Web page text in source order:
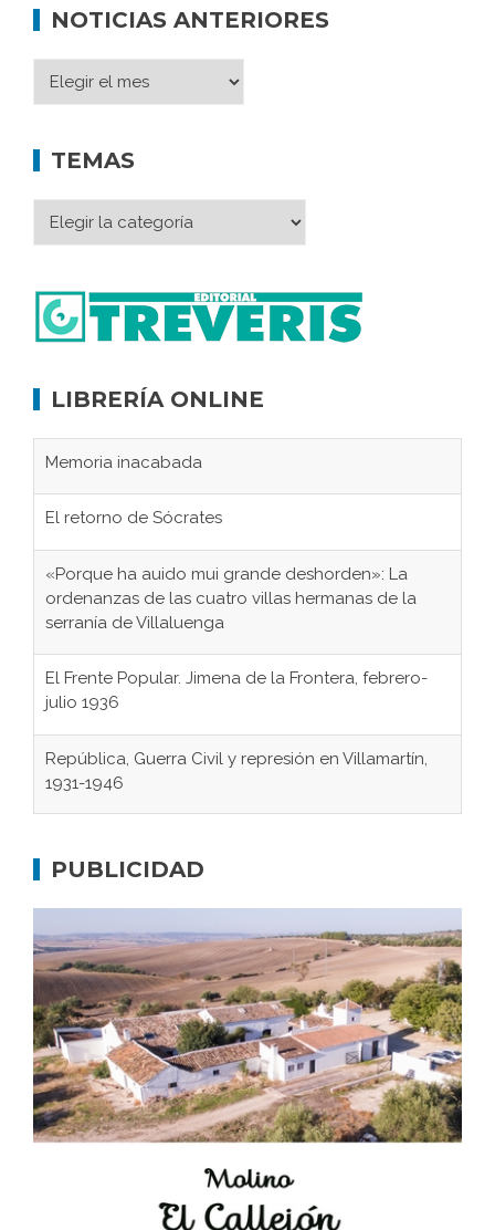
NOTICIAS ANTERIORES
TEMAS
LIBRERÍA ONLINE
Memoria inacabada
El retorno de Sócrates
«Porque ha auido mui grande deshorden»: La
ordenanzas de las cuatro villas hermanas de la
serranía de Villaluenga
El Frente Popular. Jimena de la Frontera, febrero-
julio 1936
República, Guerra Civil y represión en Villamartín,
1931-1946
concentración nazis
Bornos
El Frente Popular. Ubrique, febrero-julio 1936
Juntar las letras. La alfabetización en el campo: del
afán de saber a la autogestión
Historia y vivencias del poblado de Los Hurones
PUBLICIDAD